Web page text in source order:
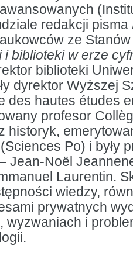
redakcji pisma
ze
i biblioteki w erze
biblioteki
dyrektor Wyższej
des hautes études
profesor
historyk,
Po) i były
Jean-Noël
Laurentin.
wiedzy,
prywatnych
wyzwaniach i